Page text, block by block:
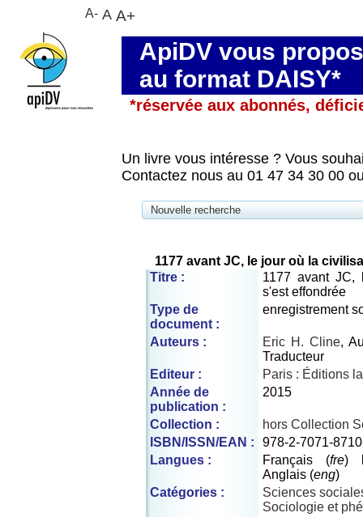
ApiDV vous
au format DAISY*
*réservée aux abonnés,
Un livre vous intéresse ? Vous
Contactez nous au 01 47 34 30 00
Nouvelle recherche
1177 avant JC, le jour où la
Titre :
1177 avant
s'est effondrée
Type de
document :
enregistrement
Auteurs : Eric H. Cline,
Traducteur
Editeur :
Paris : Éditions
Année de
publication :
2015
Collection :
hors Collection
ISBN/ISSN/EAN :
978-2-7071-
Langues :
Français (fre)
Anglais (eng)
Catégories :
Sciences
Sociologie et
A- A A+